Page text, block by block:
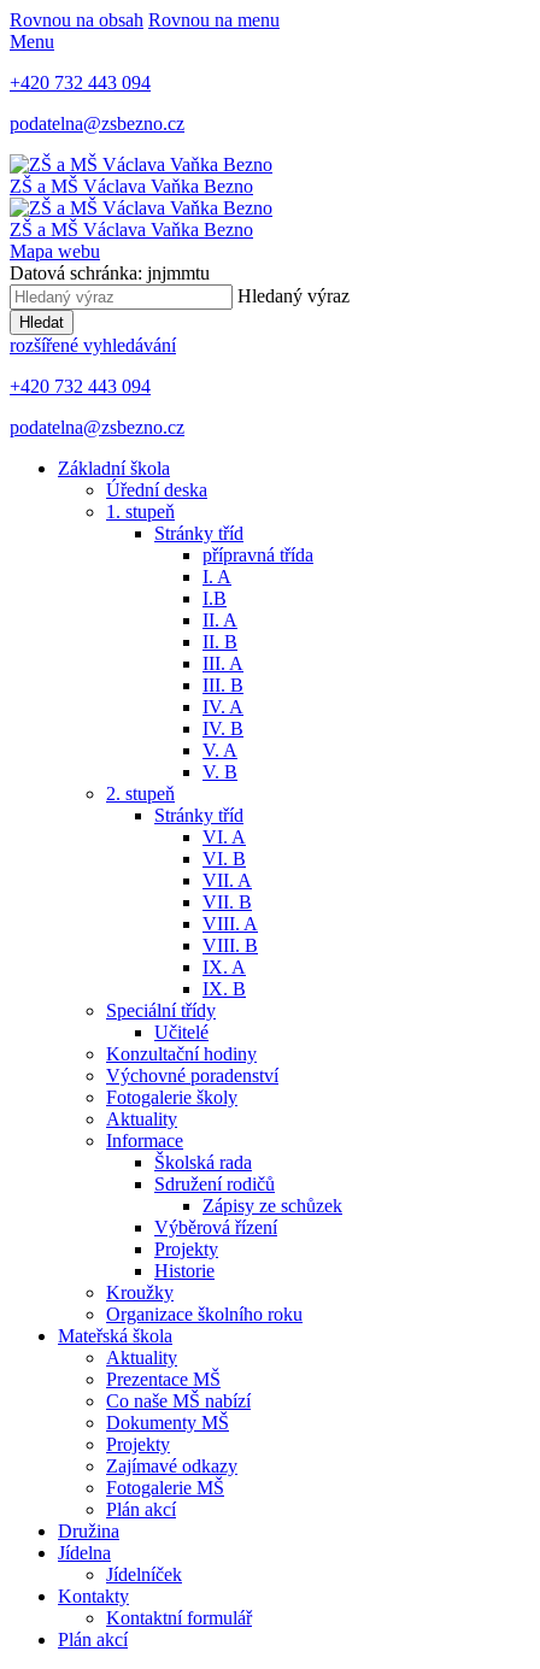
Rovnou na obsah Rovnou na menu
Menu
+420 732 443 094
podatelna@zsbezno.cz
ZŠ a MŠ Václava Vaňka Bezno
ZŠ a MŠ Václava Vaňka Bezno
Mapa webu
Datová schránka: jnjmmtu
Hledaný výraz
Hledat
rozšířené vyhledávání
+420 732 443 094
podatelna@zsbezno.cz
Základní škola
Úřední deska
1. stupeň
Stránky tříd
přípravná třída
I. A
I.B
II. A
II. B
III. A
III. B
IV. A
IV. B
V. A
V. B
2. stupeň
Stránky tříd
VI. A
VI. B
VII. A
VII. B
VIII. A
VIII. B
IX. A
IX. B
Speciální třídy
Učitelé
Konzultační hodiny
Výchovné poradenství
Fotogalerie školy
Aktuality
Informace
Školská rada
Sdružení rodičů
Zápisy ze schůzek
Výběrová řízení
Projekty
Historie
Kroužky
Organizace školního roku
Mateřská škola
Aktuality
Prezentace MŠ
Co naše MŠ nabízí
Dokumenty MŠ
Projekty
Zajímavé odkazy
Fotogalerie MŠ
Plán akcí
Družina
Jídelna
Jídelníček
Kontakty
Kontaktní formulář
Plán akcí